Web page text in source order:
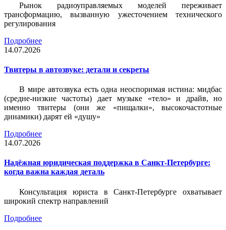
Рынок радиоуправляемых моделей переживает
трансформацию, вызванную ужесточением технического
регулирования
Подробнее
14.07.2026
Твитеры в автозвуке: детали и секреты
В мире автозвука есть одна неоспоримая истина: мидбас
(средне-низкие частоты) дает музыке «тело» и драйв, но
именно твитеры (они же «пищалки», высокочастотные
динамики) дарят ей «душу»
Подробнее
14.07.2026
Надёжная юридическая поддержка в Санкт-Петербурге:
когда важна каждая деталь
Консультация юриста в Санкт-Петербурге охватывает
широкий спектр направлений
Подробнее